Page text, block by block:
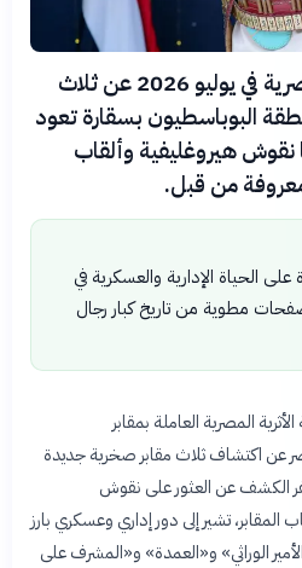
كشفت البعثة الأثرية المصرية في يوليو 2026 عن ثلاث
البوباسطيون بسقارة تعود
نقوش هيروغليفية وألقاب
من قبل.
الحياة الإدارية والعسكرية في
مطوية من تاريخ كبار رجال
البعثة الأثرية المصرية العاملة بمقابر
عن اكتشاف ثلاث مقابر صخرية جديدة
الكشف عن العثور على نقوش
تشير إلى دور إداري وعسكري بارز
الوراثي» و«العمدة» و«المشرف على